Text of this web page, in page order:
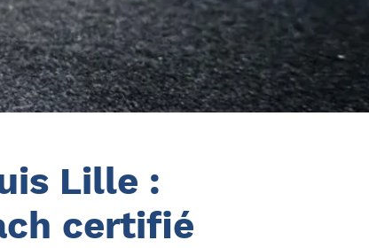
Lille :
certifié